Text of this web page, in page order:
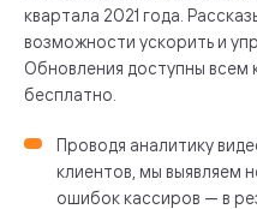
квартала 2021 года.
возможности ускорить и
Обновления доступны всем
бесплатно.
Проводя аналитику
клиентов, мы выявляем
ошибок кассиров — в